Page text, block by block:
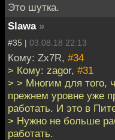
Это шутка.
Slawa »
#35 | 03.08.18 22:13
Кому: Zx7R, #34
> Кому: zagor, #31
> > Многим для того,
прежнем уровне уже
работать. И это в
> Нужно не больше
работать.